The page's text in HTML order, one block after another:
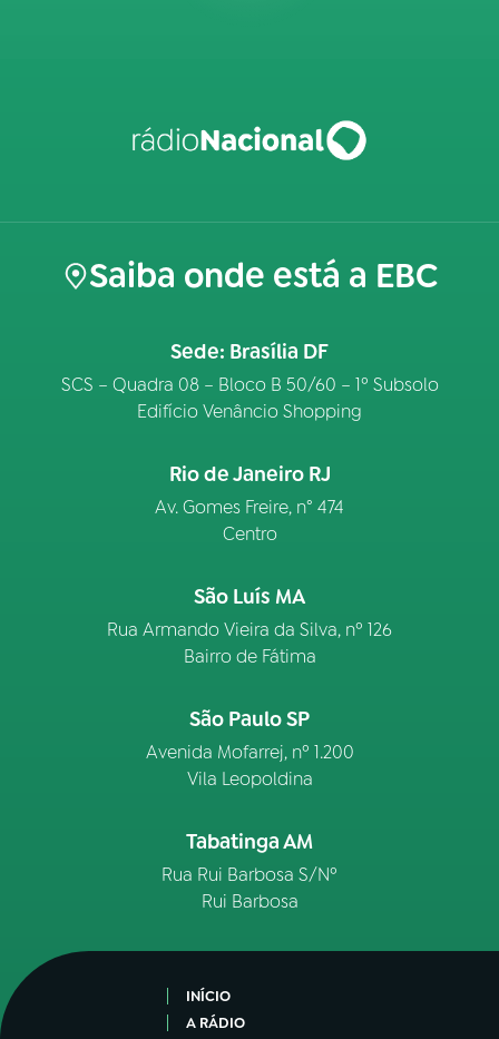
Saiba onde está a EBC
Sede: Brasília DF
SCS – Quadra 08 – Bloco B 50/60 – 1º Subsolo
Edifício Venâncio Shopping
Rio de Janeiro RJ
Av. Gomes Freire, n° 474
Centro
São Luís MA
Rua Armando Vieira da Silva, nº 126
Bairro de Fátima
São Paulo SP
Avenida Mofarrej, nº 1.200
Vila Leopoldina
Tabatinga AM
Rua Rui Barbosa S/Nº
Rui Barbosa
INÍCIO
A RÁDIO